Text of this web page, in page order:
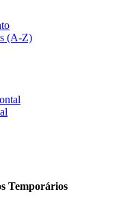
(A-Z)
Temporários